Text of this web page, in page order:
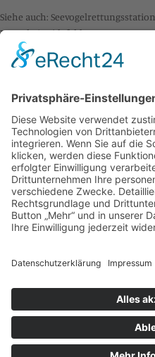
Siehe auch:
Kappeln/Weidefeld